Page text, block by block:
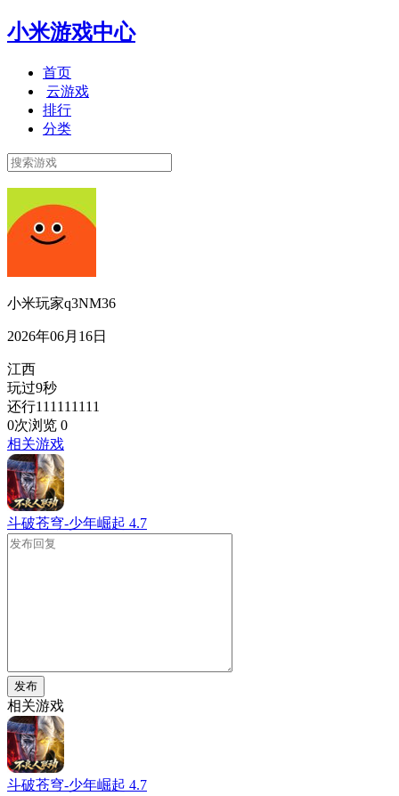
小米游戏中心
首页
云游戏
排行
分类
小米玩家q3NM36
2026年06月16日
江西
玩过9秒
还行111111111
0次浏览 0
相关游戏
斗破苍穹-少年崛起 4.7
发布
相关游戏
斗破苍穹-少年崛起 4.7